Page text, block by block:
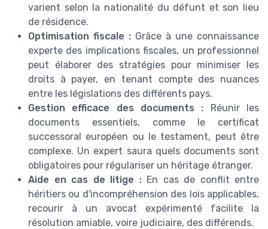
varient selon la nationalité du défunt et son lieu
de résidence.
Optimisation fiscale : Grâce à une connaissance
experte des implications fiscales, un professionnel
peut élaborer des stratégies pour minimiser les
droits à payer, en tenant compte des nuances
entre les législations des différents pays.
Gestion efficace des documents : Réunir les
documents essentiels, comme le certificat
successoral européen ou le testament, peut être
complexe. Un expert saura quels documents sont
obligatoires pour régulariser un héritage étranger.
Aide en cas de litige :En cas de conflit entre
héritiers ou d'incompréhension des lois applicables,
recourir à un avocat expérimenté facilite la
résolution amiable, voire judiciaire, des différends.